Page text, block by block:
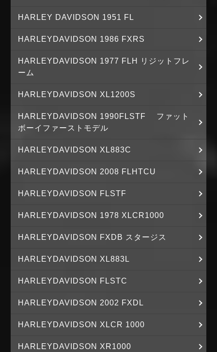
HARLEY DAVIDSON 1951 FL
HARLEYDAVIDSON 1986 FXRS
HARLEYDAVIDSON 1977 FLH リジットフレ
ーム
HARLEYDAVIDSON XL1200S
HARLEYDAVIDSON 1990FLSTF ファット
ボーイファーストモデル
HARLEYDAVIDSON XL883C
HARLEYDAVIDSON 2008 FLHTCU
HARLEYDAVIDSON FLSTF
HARLEYDAVIDSON 1978 XLCR1000
HARLEYDAVIDSON FXDB スタージス
HARLEYDAVIDSON XL883L
HARLEYDAVIDSON FLSTC
HARLEYDAVIDSON 2002 FXDL
HARLEYDAVIDSON XLCR 1000
HARLEYDAVIDSON XR1000